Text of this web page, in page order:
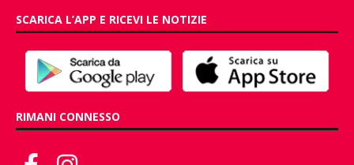
SCARICA L’APP E RICEVI LE NOTIZIE
RIMANI CONNESSO